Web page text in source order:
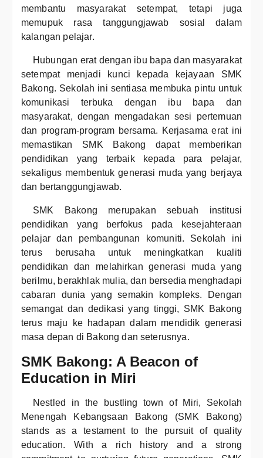
membantu masyarakat setempat, tetapi juga
memupuk rasa tanggungjawab sosial dalam
kalangan pelajar.
Hubungan erat dengan ibu bapa dan masyarakat
setempat menjadi kunci kepada kejayaan SMK
Bakong. Sekolah ini sentiasa membuka pintu untuk
komunikasi terbuka dengan ibu bapa dan
masyarakat, dengan mengadakan sesi pertemuan
dan program-program bersama. Kerjasama erat ini
memastikan SMK Bakong dapat memberikan
pendidikan yang terbaik kepada para pelajar,
sekaligus membentuk generasi muda yang berjaya
dan bertanggungjawab.
SMK Bakong merupakan sebuah institusi
pendidikan yang berfokus pada kesejahteraan
pelajar dan pembangunan komuniti. Sekolah ini
terus berusaha untuk meningkatkan kualiti
pendidikan dan melahirkan generasi muda yang
berilmu, berakhlak mulia, dan bersedia menghadapi
cabaran dunia yang semakin kompleks. Dengan
semangat dan dedikasi yang tinggi, SMK Bakong
terus maju ke hadapan dalam mendidik generasi
masa depan di Bakong dan seterusnya.
SMK Bakong: A Beacon of
Education in Miri
Nestled in the bustling town of Miri, Sekolah
Menengah Kebangsaan Bakong (SMK Bakong)
stands as a testament to the pursuit of quality
education. With a rich history and a strong